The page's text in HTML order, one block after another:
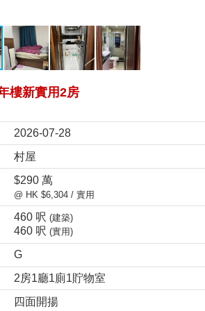
樓新實用2房
2026-07-28
村屋
$290 萬
@ HK $6,304 / 實用
460 呎 (建築)
460 呎 (實用)
G
2房1廳1廁1貯物室
四面開揚